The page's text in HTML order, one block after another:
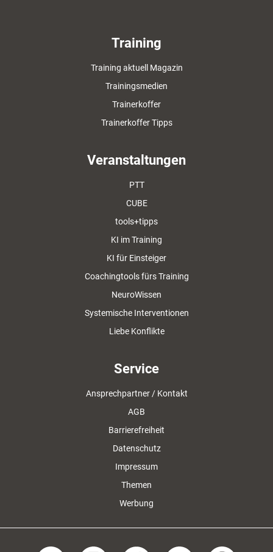
Training
Training aktuell Magazin
Trainingsmedien
Trainerkoffer
Trainerkoffer Tipps
Veranstaltungen
PTT
CUBE
tools+tipps
KI im Training
KI für Einsteiger
Coachingtools fürs Training
NeuroWissen
Systemische Interventionen
Liebe Konflikte
Service
Ansprechpartner / Kontakt
AGB
Barrierefreiheit
Datenschutz
Impressum
Themen
Werbung